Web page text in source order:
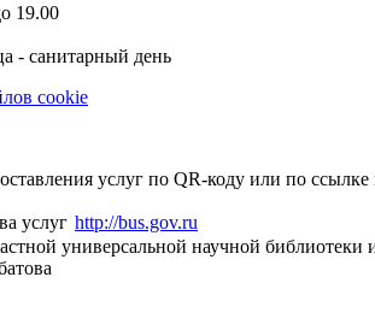
19.00
- санитарный день
cookie
услуг по QR-коду или по
http://bus.gov.ru
универсальной научной библиотеки